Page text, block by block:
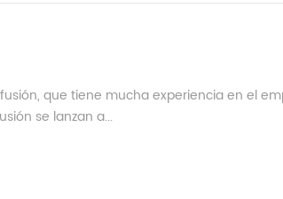
que tiene mucha experiencia en el
se lanzan a...